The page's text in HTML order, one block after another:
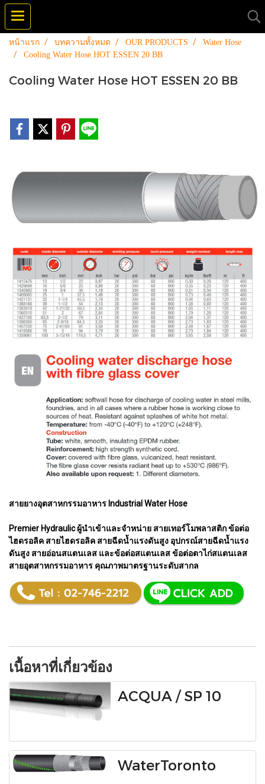
หน้าแรก บทความทั้งหมด OUR PRODUCTS
Water Hose
Cooling Water Hose HOT ESSEN 20 BB
Cooling Water Hose HOT ESSEN 20 BB
สายยางอุตสาหกรรมอาหาร Industrial Water Hose
Premier Hydraulic ผู้นำเข้าและจำหน่าย สายเทอร์โมพลาสติก ข้อต่อ
ไฮดรอลิค สายไฮดรอลิค สายฉีดน้ำแรงดันสูง อุปกรณ์สายฉีดน้ำแรง
ดันสูง สายอ่อนสแตนเลส และข้อต่อสแตนเลส ข้อต่อตาไก่สแตนเลส
สายอุตสาหกรรมอาหาร คุณภาพมาตรฐานระดับสากล
เนื้อหาที่เกี่ยวข้อง
ACQUA / SP 10
WaterToronto